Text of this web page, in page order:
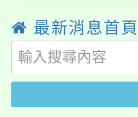
系所師生報
版
公告本校
代理(課)教
「2026金融
車」活動
桃園市115
生本土語及
公告本校
最新消息首